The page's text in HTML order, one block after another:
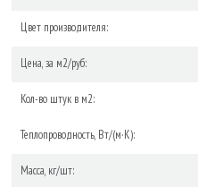
Цвет производителя:
Цена, за м2/руб:
Кол-во штук в м2:
Теплопроводность, Вт/(м·К):
Масса, кг/шт: